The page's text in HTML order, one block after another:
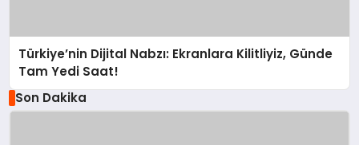
Türkiye’nin Dijital Nabzı: Ekranlara Kilitliyiz, Günde
Tam Yedi Saat!
Son Dakika